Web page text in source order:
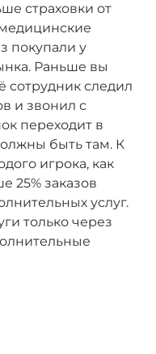
страховки от
покупали у
Раньше вы
сотрудник следил
и звонил с
переходит в
быть там. К
игрока, как
25% заказов
услуг.
только через